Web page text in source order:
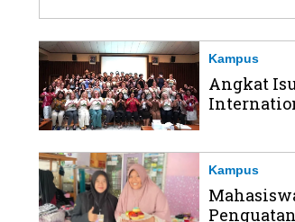
Kampus
Angkat
Kampus